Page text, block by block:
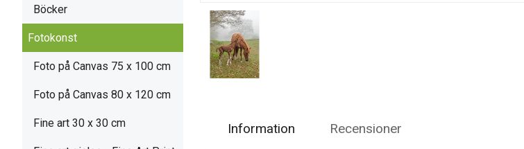
Böcker
Fotokonst
Foto på Canvas 75 x 100 cm
Foto på Canvas 80 x 120 cm
Fine art 30 x 30 cm Information Recensioner